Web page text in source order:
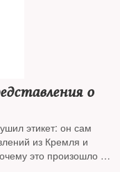
о
этикет: он сам
из Кремля и
это произошло и